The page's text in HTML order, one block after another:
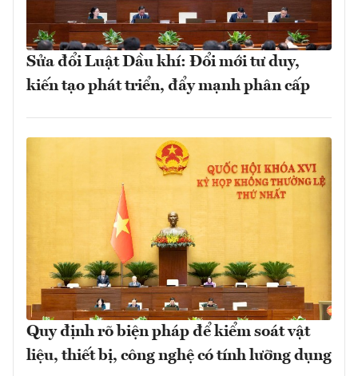
Sửa đổi Luật Dầu khí: Đổi mới tư duy,
kiến tạo phát triển, đẩy mạnh phân cấp
Quy định rõ biện pháp để kiểm soát vật
liệu, thiết bị, công nghệ có tính lưỡng dụng